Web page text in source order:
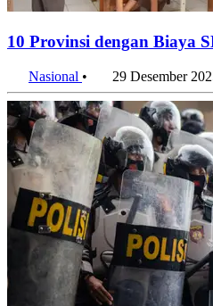
10 Provinsi dengan Biaya
Nasional • 29 Desember